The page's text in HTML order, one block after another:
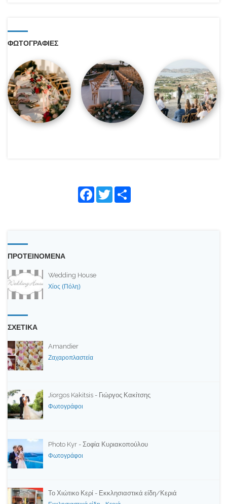
ΦΩΤΟΓΡΑΦΙΕΣ
Face Twitte
ΠΡΟΤΕΙΝΟΜΕΝΑ
Wedding House
Χίος (Πόλη)
ΣΧΕΤΙΚΑ
Amandier
Ζαχαροπλαστεία
Jiorgos Kakitsis - Γιώργος Κακίτσης
Φωτογράφοι
Photo Kyr - Σοφία Κυριακοπούλου
Φωτογράφοι
Το Χιώτικο Κερί - Εκκλησιαστικά είδη/Κεριά